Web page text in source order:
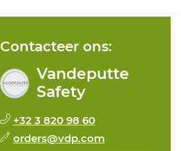
Contacteer ons:
Vandeputte
Safety
+32 3 820 98 60
orders@vdp.com